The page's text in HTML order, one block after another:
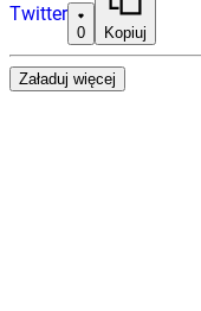
Twitter
0 Kopiuj
Załaduj więcej